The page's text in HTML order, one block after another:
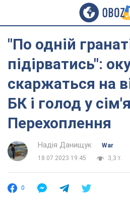
"По одній
підірватись":
скаржаться на
БК і голод у
Перехоплення
Надія Данищук
War
18.07.2023 19:45
3,3 т.
0